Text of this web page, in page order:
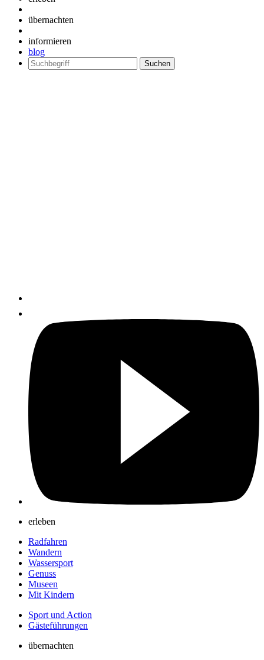
übernachten
informieren
blog
Suchen
nach:
erleben
Radfahren
Wandern
Wassersport
Genuss
Museen
Mit Kindern
Sport und Action
Gästeführungen
übernachten